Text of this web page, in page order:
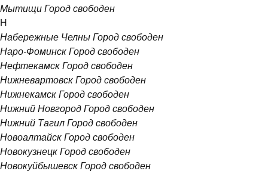
Мытищи Город свободен
Н
Набережные Челны Город свободен
Наро-Фоминск Город свободен
Нефтекамск Город свободен
Нижневартовск Город свободен
Нижнекамск Город свободен
Нижний Новгород Город свободен
Нижний Тагил Город свободен
Новоалтайск Город свободен
Новокузнецк Город свободен
Новокуйбышевск Город свободен